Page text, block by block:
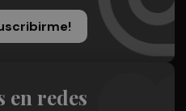
en redes